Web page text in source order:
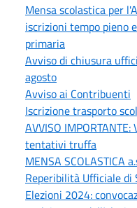
Mensa scolastica per
iscrizioni tempo pieno
primaria
Avviso di chiusura
agosto
Avviso ai Contribuenti
Iscrizione trasporto
AVVISO
tentativi truffa
MENSA SCOLASTICA
Reperibilità Ufficiale
Elezioni 2024: